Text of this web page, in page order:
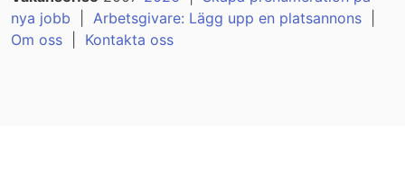
nya jobb
Arbetsgivare: Lägg upp en platsannons
Om oss
Kontakta oss